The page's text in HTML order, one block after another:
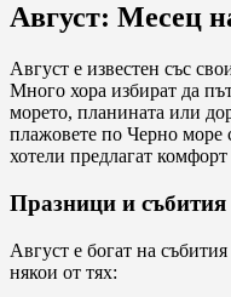
Август: Месец
Август е известен със
Много хора избират да
морето, планината или
плажовете по Черно море
хотели предлагат
Празници и събития
Август е богат на
някои от тях: